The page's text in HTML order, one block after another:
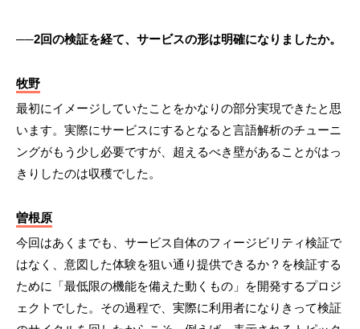
──2回の検証を経て、サービスの形は明確になりましたか。
牧野
最初にイメージしていたことをかなりの部分実現できたと思
います。実際にサービスにするとなると言語解析のチューニ
ングがもう少し必要ですが、超えるべき壁があることがはっ
きりしたのは収穫でした。
曽根原
今回はあくまでも、サービス自体のフィージビリティ検証で
はなく、意図した体験を狙い通り提供できるか？を検証する
ために「最低限の機能を備えた動くもの」を開発するプロジ
ェクトでした。その過程で、実際に利用者になりきって検証